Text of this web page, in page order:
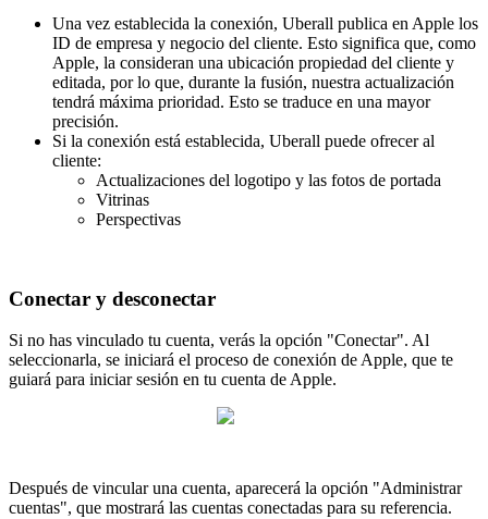
Una vez establecida la conexión, Uberall publica en Apple los
ID de empresa y negocio del cliente. Esto significa que, como
Apple, la consideran una ubicación propiedad del cliente y
editada, por lo que, durante la fusión, nuestra actualización
tendrá máxima prioridad. Esto se traduce en una mayor
precisión.
Si la conexión está establecida, Uberall puede ofrecer al
cliente:
Actualizaciones del logotipo y las fotos de portada
Vitrinas
Perspectivas
Conectar y desconectar
Si no has vinculado tu cuenta, verás la opción "Conectar". Al
seleccionarla, se iniciará el proceso de conexión de Apple, que te
guiará para iniciar sesión en tu cuenta de Apple.
Después de vincular una cuenta, aparecerá la opción "Administrar
cuentas", que mostrará las cuentas conectadas para su referencia.